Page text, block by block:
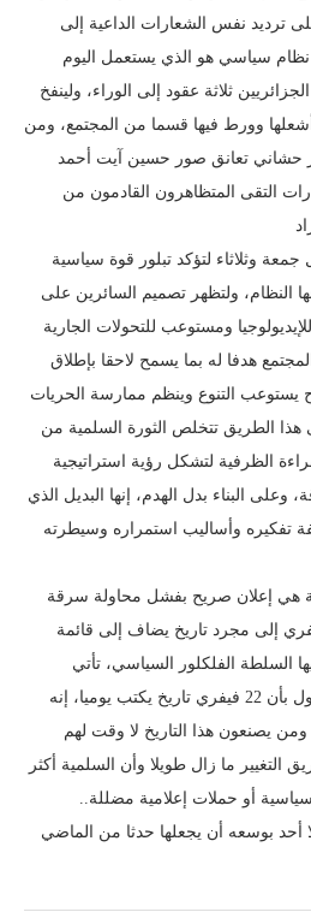
ترديد نفس الشعارات الداعية إلى
نظام سياسي هو الذي يستعمل اليوم
الجزائريين ثلاثة عقود إلى الوراء، ولينفخ
وورط فيها قسما من المجتمع، ومن
حشاني تعانق صور حسين آيت أحمد
التقى المتظاهرون القادمون من
وثلاثاء لتؤكد تبلور قوة سياسية
النظام، ولتظهر تصميم السائرين على
ومستوعب للتحولات الجارية
هدفا له بما يسمح لاحقا بإطلاق
يستوعب التنوع وينظم ممارسة الحريات
الطريق تتخلص الثورة السلمية من
الظرفية لتشكل رؤية استراتيجية
وعلى البناء بدل الهدم، إنها البديل الذي
تفكيره وأساليب استمراره وسيطرته
هي إعلان صريح بفشل محاولة سرقة
السلمية، وتحويل 22 فيفري إلى مجرد تاريخ يضاف إلى قائمة
السلطة الفلكلور السياسي، تأتي
الجمعة الرابعة والخمسون لتقول بأن 22 فيفري تاريخ يكتب يوميا، إنه
يصنعون هذا التاريخ لا وقت لهم
التغيير ما زال طويلا وأن السلمية أكثر
أو حملات إعلامية مضللة..